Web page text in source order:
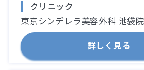
クリニック
東京シンデレラ美容外科 池袋院
詳しく見る